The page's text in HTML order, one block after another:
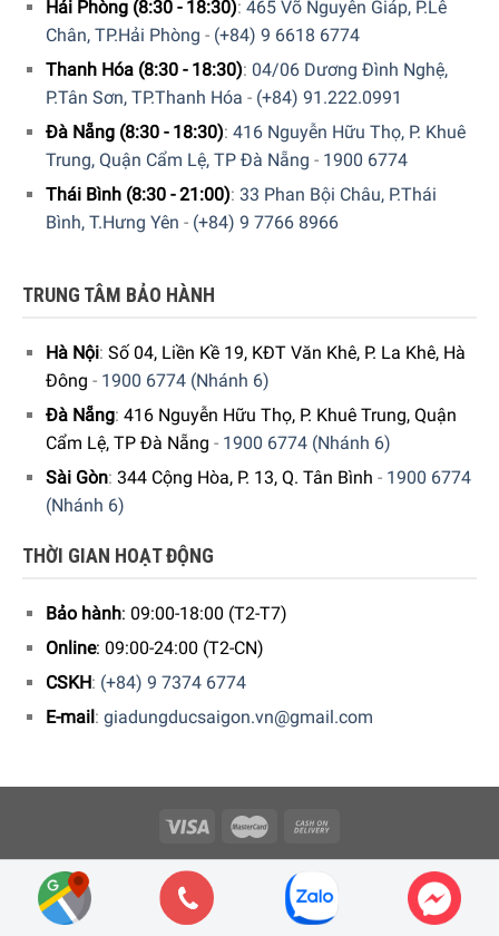
Hải Phòng (8:30 - 18:30): 465 Võ Nguyên Giáp, P.Lê
Chân, TP.Hải Phòng - (+84) 9 6618 6774
Thanh Hóa (8:30 - 18:30): 04/06 Dương Đình Nghệ,
P.Tân Sơn, TP.Thanh Hóa - (+84) 91.222.0991
Đà Nẵng (8:30 - 18:30): 416 Nguyễn Hữu Thọ, P. Khuê
Trung, Quận Cẩm Lệ, TP Đà Nẵng - 1900 6774
Thái Bình (8:30 - 21:00): 33 Phan Bội Châu, P.Thái
Bình, T.Hưng Yên - (+84) 9 7766 8966
TRUNG TÂM BẢO HÀNH
Hà Nội: Số 04, Liền Kề 19, KĐT Văn Khê, P. La Khê, Hà
Đông - 1900 6774 (Nhánh 6)
Đà Nẵng: 416 Nguyễn Hữu Thọ, P. Khuê Trung, Quận
Cẩm Lệ, TP Đà Nẵng - 1900 6774 (Nhánh 6)
Sài Gòn: 344 Cộng Hòa, P. 13, Q. Tân Bình - 1900 6774
(Nhánh 6)
THỜI GIAN HOẠT ĐỘNG
Bảo hành: 09:00-18:00 (T2-T7)
Online: 09:00-24:00 (T2-CN)
CSKH: (+84) 9 7374 6774
E-mail: giadungducsaigon.vn@gmail.com
Copyright 2026 © Công ty Cổ phần Minh Housewares - ĐKKD số
0109512447